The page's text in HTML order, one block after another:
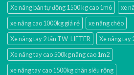
Xe nâng bán tự động 1500 kg cao 1m6
xe
xe nâng cao 1000kg giá rẻ
xe nâng chéo
Xe nâng tay 2 tấn TW-LIFTER
Xe nâng tay
Xe nâng tay cao 500kg nâng cao 1m2
xe nâng tay cao 1500kg chân siêu rộng